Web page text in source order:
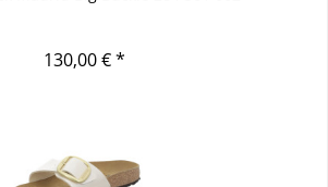
130,00 € *